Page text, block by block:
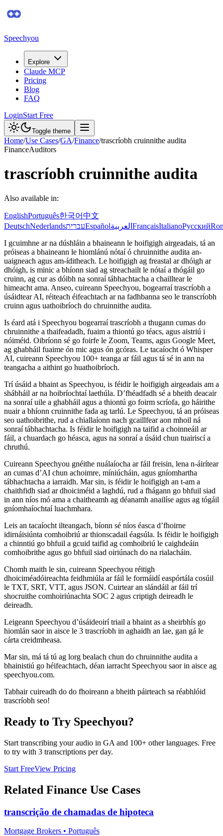
Speechyou
Explore
Claude MCP
Pricing
Blog
FAQ
LoginStart Free
Toggle theme
Home/Use Cases/GA/Finance/trascríobh cruinnithe audita
FinanceAuditors
trascríobh cruinnithe audita
Also available in:
EnglishPortuguês한국어中文
DeutschNederlandsעבריתEspañolالعربية FrançaisItalianoРусский
I gcuimhne ar na dúshláin a bhaineann le hoifigigh airgeadais, tá an
próiseas a bhaineann le hiomlánú nótaí ó chruinnithe audita an-
uaigneach agus am-íditheach. Le hoifigigh ag freastal ar dhóigh ar
dhóigh, is minic a bhíonn siad ag streachailt le nótaí a thógáil go
cruinn, ag cur as dóibh na sonraí tábhachtacha a chailltear le
himeacht ama. Anseo, cuireann Speechyou, bogearraí trascríobh a
úsáidtear AI, réiteach éifeachtach ar na fadhbanna seo le transcríobh
cruinn agus uathoibríoch do chruinnithe audita.
Is éard atá i Speechyou bogearraí trascríobh a thugann cumas do
chruinnithe a thaifeadadh, fuaim a thiontú go téacs, agus aistriú i
nóiméid. Oibríonn sé go foirfe le Zoom, Teams, agus Google Meet,
ag ghabháil fuaime ón mic agus ón gcóras. Le tacaíocht ó Whisper
AI, cuireann Speechyou 100+ teanga ar fáil agus tá sé in ann na
teangacha a aithint go huathoibríoch.
Trí úsáid a bhaint as Speechyou, is féidir le hoifigigh airgeadais am a
shábháil ar na hoibríochtaí laethúla. D’fhéadfadh sé a bheith deacair
na sonraí uile a ghabháil agus a thiontú go foirm scríofa, go háirithe
nuair a bhíonn cruinnithe fada ag tarlú. Le Speechyou, tá an próiseas
seo uathoibrithe, rud a chiallaíonn nach gcaillfear aon mhoil ná
sonraí tábhachtacha. Is féidir le hoifigigh na taifid a choinneáil ar
fáil, a chuardach go héasca, agus na sonraí a úsáid chun tuairiscí a
chruthú.
Cuireann Speechyou gnéithe nuálaíocha ar fáil freisin, lena n-áirítear
an cumas d’AI chun achoimre, míniúcháin, agus gníomhartha
tábhachtacha a iarraidh. Mar sin, is féidir le hoifigigh an t-am a
chaithfidh siad ar dhoiciméid a laghdú, rud a fhágann go bhfuil siad
in ann níos mó ama a chaitheamh ag déanamh anailíse agus ag tógáil
gníomhaíochtaí luachmhara.
Leis an tacaíocht ilteangach, bíonn sé níos éasca d’fhoirne
idirnáisiúnta comhoibriú ar thionscadail éagsúla. Is féidir le hoifigigh
a chinntiú go bhfuil a gcuid taifid ag comhoibriú le caighdeáin
comhoibrithe agus go bhfuil siad oiriúnach do na rialacháin.
Chomh maith le sin, cuireann Speechyou réitigh
dhoiciméadóireachta feidhmiúla ar fáil le formáidí easpórtála cosúil
le TXT, SRT, VTT, agus JSON. Cuirtear an slándáil ar fáil trí
shocruithe comhoiriúnachta SOC 2 agus criptigh deireadh le
deireadh.
Leigeann Speechyou d’úsáideoirí triail a bhaint as a sheirbhís go
hiomlán saor in aisce le 3 trascríobh in aghaidh an lae, gan gá le
cárta creidmheasa.
Mar sin, má tá tú ag lorg bealach chun do chruinnithe audita a
bhainistiú go héifeachtach, déan iarracht Speechyou saor in aisce ag
speechyou.com.
Tabhair cuireadh do do fhoireann a bheith páirteach sa réabhlóid
trascríobh seo!
Ready to Try Speechyou?
Start transcribing your audio in GA and 100+ other languages. Free
to try with 3 transcriptions per day.
Start FreeView Pricing
Related Finance Use Cases
transcrição de chamadas de hipoteca
Mortgage Brokers • Português